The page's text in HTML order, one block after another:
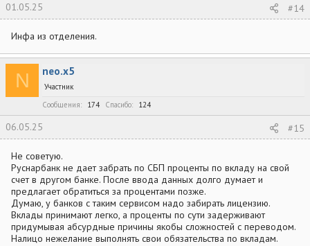
01.05.25 #14
Инфа из отделения.
N neo.x5
Участник
Сообщения
174 Спасибо 124
06.05.25 #15
Не советую.
Руснарбанк не дает забрать по СБП проценты по вкладу на свой
счет в другом банке. После ввода данных долго думает и
предлагает обратиться за процентами позже.
Думаю, у банков с таким сервисом надо забирать лицензию.
Вклады принимают легко, а проценты по сути задерживают
придумывая абсурдные причины якобы сложностей с переводом.
Налицо нежелание выполнять свои обязательства по вкладам.